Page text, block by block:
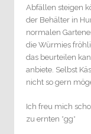
Abfällen steigen
der Behälter in
normalen
die Würmies
das beurteilen
anbiete. Selbst
nicht so gern
Ich freu mich
zu ernten *gg*